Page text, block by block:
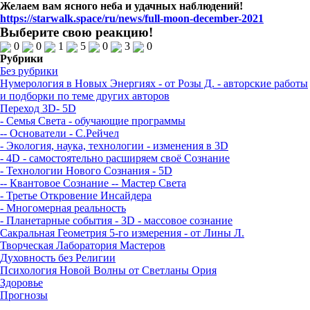
Желаем вам ясного неба и удачных наблюдений!
https://starwalk.space/ru/news/full-moon-december-2021
Выберите свою реакцию!
0 0 1 5 0 3
0
Рубрики
Без рубрики
Нумерология в Новых Энергиях - от Розы Д. - авторские работы
и подборки по теме других авторов
Переход 3D- 5D
- Семья Света - обучающие программы
-- Основатели - С.Рейчел
- Экология, наука, технологии - изменения в 3D
- 4D - самостоятельно расширяем своё Сознание
- Технологии Нового Сознания - 5D
-- Квантовое Сознание -- Мастер Света
- Третье Откровение Инсайдера
- Многомерная реальность
- Планетарные события - 3D - массовое сознание
Сакральная Геометрия 5-го измерения - от Лины Л.
Творческая Лаборатория Мастеров
Духовность без Религии
Психология Новой Волны от Светланы Ория
Здоровье
Прогнозы